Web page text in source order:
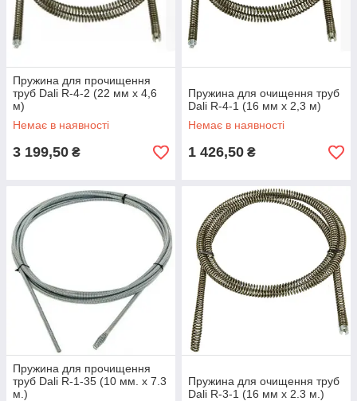
Пружина для прочищення
труб Dali R-4-2 (22 мм х 4,6
м)
Немає в наявності
3 199,50 ₴
Пружина для очищення труб
Dali R-4-1 (16 мм х 2,3 м)
Немає в наявності
1 426,50 ₴
Пружина для прочищення
труб Dali R-1-35 (10 мм. х 7.3
м.)
Пружина для очищення труб
Dali R-3-1 (16 мм х 2.3 м.)